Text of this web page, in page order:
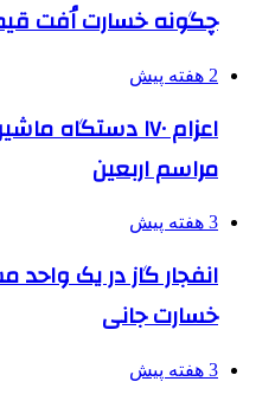
چگونه خسارت اُفت
2 هفته پیش
اعزام ۱۷۰
مراسم اربعین
3 هفته پیش
انفجار گاز در یک
خسارت جانی
3 هفته پیش